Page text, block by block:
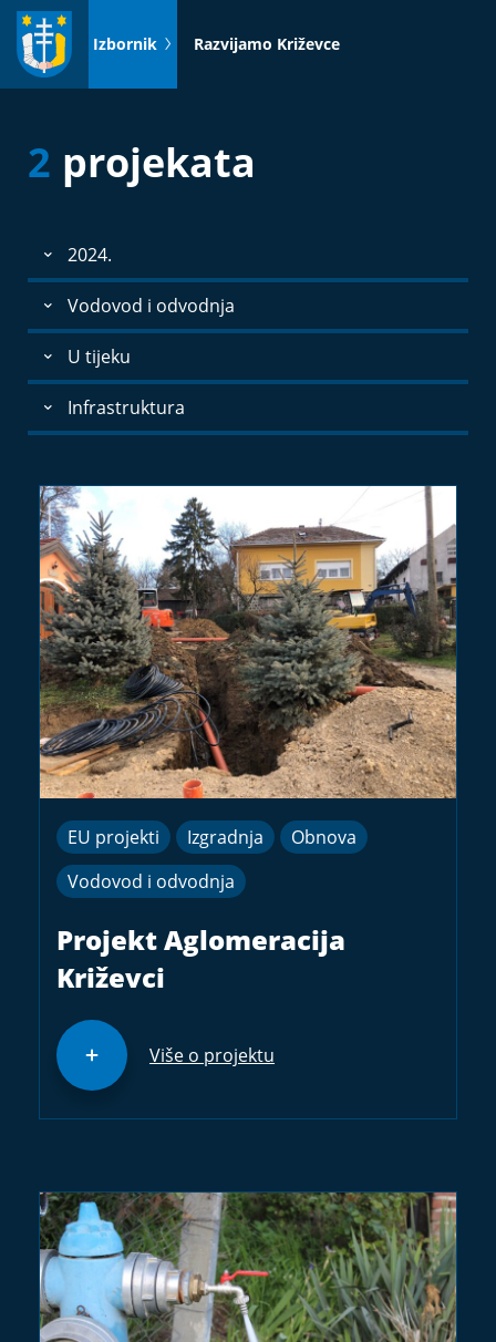
Idi
sadržaj
Izbornik Razvijamo Križevce
2 projekata
2024.
Vodovod i odvodnja
U tijeku
Infrastruktura
EU projekti Izgradnja
Obnova
Vodovod i odvodnja
Projekt Aglomeracija
Križevci
Više o projektu